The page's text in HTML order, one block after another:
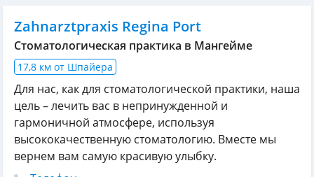
Zahnarztpraxis Regina Port
Cтоматологическая практика в Мангейме
17,8 км от Шпайера
Для нас, как для стоматологической практики, наша
цель – лечить вас в непринужденной и
гармоничной атмосфере, используя
высококачественную стоматологию. Вместе мы
вернем вам самую красивую улыбку.